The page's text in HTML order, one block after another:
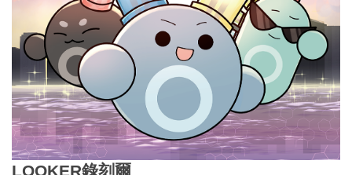
LOOKER錄刻爾